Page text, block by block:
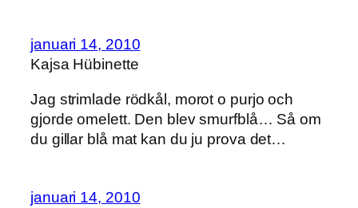
januari 14, 2010
Kajsa Hübinette
Jag strimlade rödkål, morot o purjo och
gjorde omelett. Den blev smurfblå… Så om
du gillar blå mat kan du ju prova det…
januari 14, 2010